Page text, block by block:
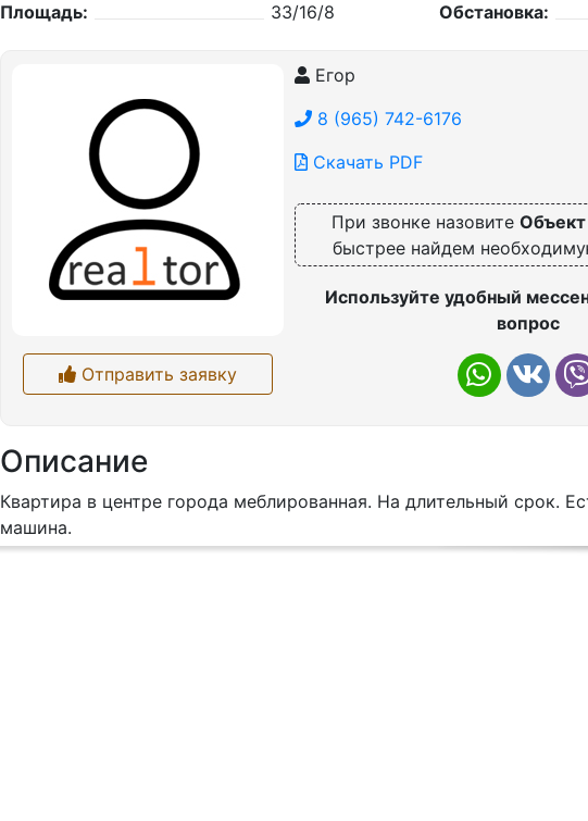
Площадь:
33/16/8
Обстановка:
Отправить заявку
Егор
8 (965) 742-6176
Скачать PDF
При звонке назовите
быстрее найдем
Используйте удобный
вопрос
Описание
Квартира в центре города меблированная. На длительный срок.
машина.